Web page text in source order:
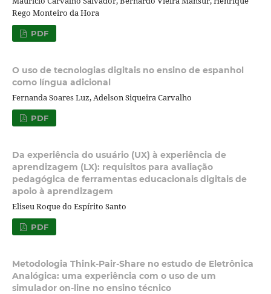
Rego Monteiro da Hora
PDF
O uso de tecnologias digitais no ensino de espanhol
como língua adicional
Fernanda Soares Luz, Adelson Siqueira Carvalho
PDF
Da experiência do usuário (UX) à experiência de
aprendizagem (LX): requisitos para avaliação
pedagógica de ferramentas educacionais digitais de
apoio à aprendizagem
Eliseu Roque do Espírito Santo
PDF
Metodologia Think-Pair-Share no estudo de Eletrônica
Analógica: uma experiência com o uso de um
simulador on-line no ensino técnico